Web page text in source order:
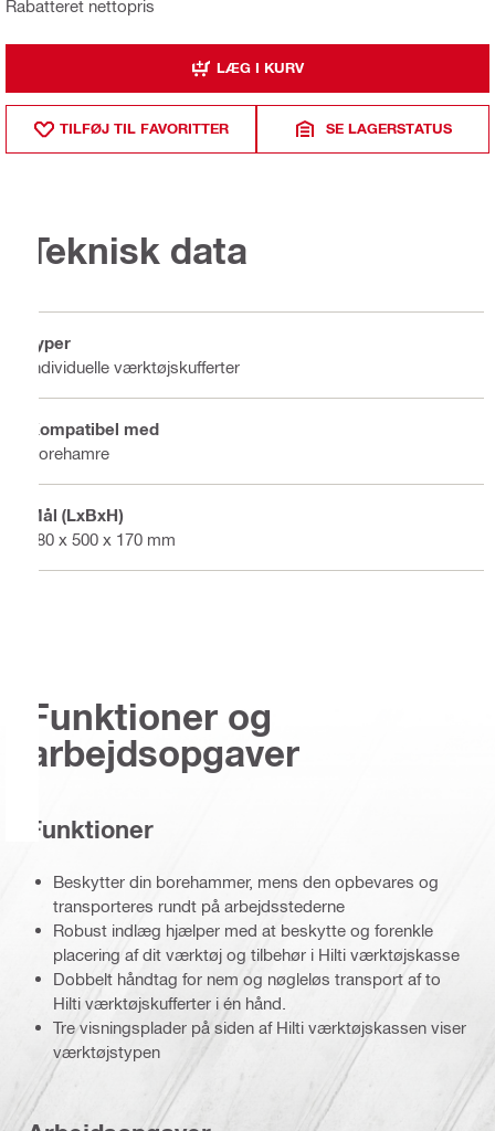
Rabatteret nettopris
LÆG I KURV
TILFØJ TIL FAVORITTER SE LAGERSTATUS
Teknisk data
Typer
Individuelle værktøjskufferter
Kompatibel med
Borehamre
Mål (LxBxH)
680 x 500 x 170 mm
Funktioner og
arbejdsopgaver
Funktioner
Beskytter din borehammer, mens den opbevares og
transporteres rundt på arbejdsstederne
Robust indlæg hjælper med at beskytte og forenkle
placering af dit værktøj og tilbehør i Hilti værktøjskasse
Dobbelt håndtag for nem og nøgleløs transport af to
Hilti værktøjskufferter i én hånd.
Tre visningsplader på siden af Hilti værktøjskassen viser
værktøjstypen